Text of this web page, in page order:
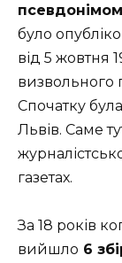
було
від 5 жовтня
визвольного
Спочатку
Львів. Саме
газетах.
За 18 років
вийшло 6